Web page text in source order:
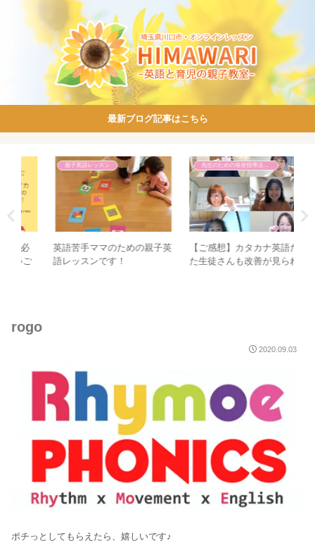
最新ブログ記事はこちら
親子英語レッスン
英語苦手ママのための親子英
語レッスンです！
先生のための発音指導法講座
【ご感想】カタカナ英語だっ
た生徒さんも改善が見られて
rogo
2020.09.03
ポチっとしてもらえたら、嬉しいです♪